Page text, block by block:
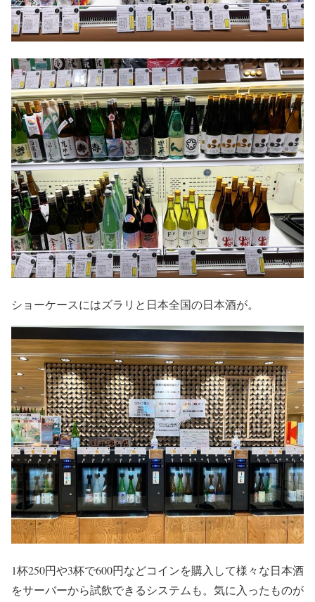
ショーケースにはズラリと日本全国の日本酒が。
1杯250円や3杯で600円などコインを購入して様々な日本酒
をサーバーから試飲できるシステムも。気に入ったものが